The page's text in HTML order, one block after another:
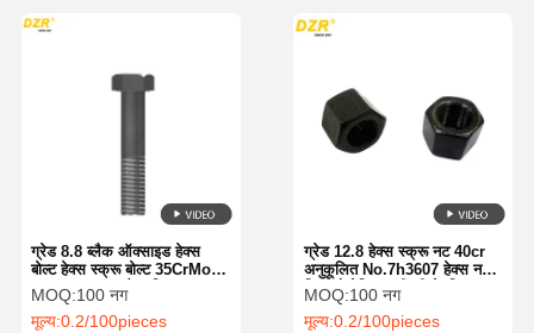
ग्रेड 8.8 ब्लैक ऑक्साइड हेक्स
बोल्ट हेक्स स्क्रू बोल्ट 35CrMo
No.303-9441 कैटरपिलर
उत्खननकर्ता के लिए
MOQ:100 नग
मूल्य:0.2/100pieces
ग्रेड 12.8 हेक्स स्क्रू नट 40cr
अनुकूलित No.7h3607 हेक्स नट
डिन औद्योगिक मशीनरी के लिए
MOQ:100 नग
मूल्य:0.2/100pieces